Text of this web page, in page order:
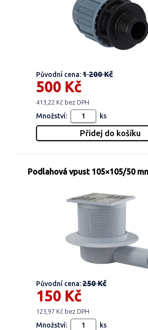
Původní cena:1 200 Kč
500 Kč
413,22 Kč bez DPH
Množství: ks
Podlahová vpust 105×105/50
Původní cena:250 Kč
150 Kč
123,97 Kč bez DPH
Množství: ks